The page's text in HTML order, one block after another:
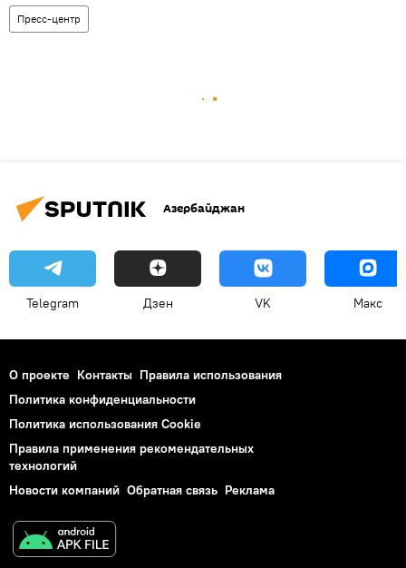
Пресс-центр
Азербайджан
Telegram Дзен VK Макс
О проекте Контакты Правила использования
Политика конфиденциальности
Политика использования Cookie
Правила применения рекомендательных
технологий
Новости компаний Обратная связь Реклама